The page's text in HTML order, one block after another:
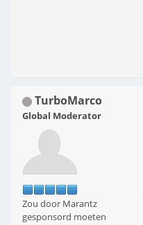
TurboMarco
Global Moderator
Zou door Marantz
gesponsord moeten